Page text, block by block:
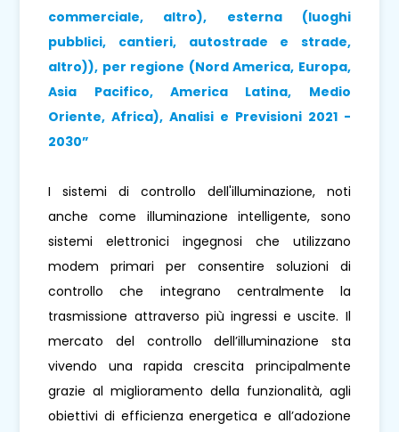
commerciale, altro), esterna (luoghi
pubblici, cantieri, autostrade e strade,
altro)), per regione (Nord America, Europa,
Asia Pacifico, America Latina, Medio
Oriente, Africa), Analisi e Previsioni 2021 -
2030”
I sistemi di controllo dell'illuminazione, noti
anche come illuminazione intelligente, sono
sistemi elettronici ingegnosi che utilizzano
modem primari per consentire soluzioni di
controllo che integrano centralmente la
trasmissione attraverso più ingressi e uscite. Il
mercato del controllo dell’illuminazione sta
vivendo una rapida crescita principalmente
grazie al miglioramento della funzionalità, agli
obiettivi di efficienza energetica e all’adozione